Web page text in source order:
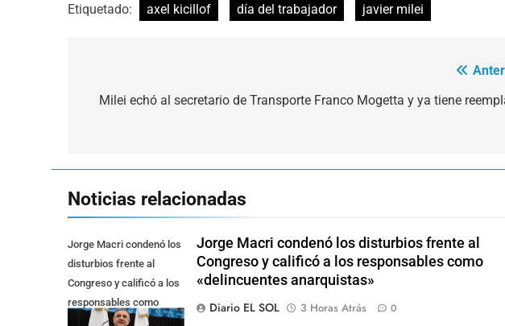
Etiquetado: axel kicillof día del trabajador javier milei
deMilei echó al secretario de Transporte Franco Mogetta y ya tiene
Noticias relacionadas
Jorge Macri condenó los
disturbios frente al
Congreso y calificó a los
responsables como
"delincuentes
Jorge Macri condenó los disturbios frente al
Congreso y calificó a los responsables como
«delincuentes anarquistas»
Diario EL SOL
3 Horas Atrás 0